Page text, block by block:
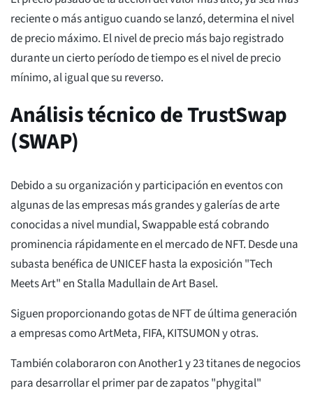
reciente o más antiguo cuando se lanzó, determina el nivel
de precio máximo. El nivel de precio más bajo registrado
durante un cierto período de tiempo es el nivel de precio
mínimo, al igual que su reverso.
Análisis técnico de TrustSwap
(SWAP)
Debido a su organización y participación en eventos con
algunas de las empresas más grandes y galerías de arte
conocidas a nivel mundial, Swappable está cobrando
prominencia rápidamente en el mercado de NFT. Desde una
subasta benéfica de UNICEF hasta la exposición "Tech
Meets Art" en Stalla Madullain de Art Basel.
Siguen proporcionando gotas de NFT de última generación
a empresas como ArtMeta, FIFA, KITSUMON y otras.
También colaboraron con Another1 y 23 titanes de negocios
para desarrollar el primer par de zapatos "phygital"